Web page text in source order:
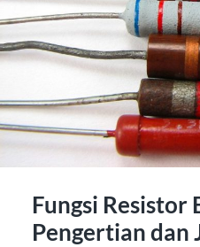
Fungsi Resistor
Pengertian dan